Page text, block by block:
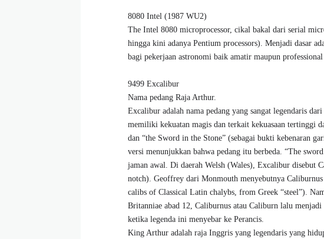
8080 Intel (1987 WU2)
The Intel 8080 microprocessor, cikal bakal dari serial
hingga kini adanya Pentium processors). Menjadi dasar
bagi pekerjaan astronomi baik amatir maupun
9499 Excalibur
Nama pedang Raja Arthur.
Excalibur adalah nama pedang yang sangat legendaris
memiliki kekuatan magis dan terkait kekuasaan tertinggi
dan “the Sword in the Stone” (sebagai bukti kebenaran
versi menunjukkan bahwa pedang itu berbeda. “The
jaman awal. Di daerah Welsh (Wales), Excalibur disebut
notch). Geoffrey dari Monmouth menyebutnya
calibs of Classical Latin chalybs, from Greek “steel”).
Britanniae abad 12, Caliburnus atau Caliburn lalu
ketika legenda ini menyebar ke Perancis.
King Arthur adalah raja Inggris yang legendaris yang